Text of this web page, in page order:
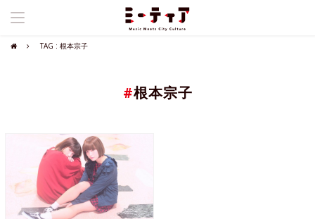
TAG : 根本宗子
#根本宗子